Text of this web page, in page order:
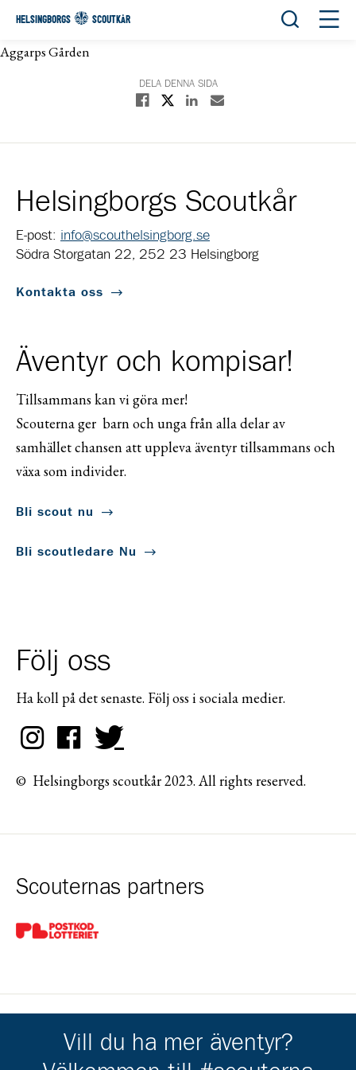
HELSINGBORGS SCOUTKÅR Öppna
Aggarps Gården
DELA DENNA SIDA
Dela på Facebook
Dela på XDela på Linkedin
Dela med E-post
Helsingborgs Scoutkår
E-post: info@scouthelsingborg.se
Södra Storgatan 22, 252 23 Helsingborg
Kontakta oss
Äventyr och kompisar!
Tillsammans kan vi göra mer!
Scouterna ger barn och unga från alla delar av
samhället chansen att uppleva äventyr tillsammans och
växa som individer.
Bli scout nu
Bli scoutledare Nu
Följ oss
Ha koll på det senaste. Följ oss i sociala medier.
© Helsingborgs scoutkår 2023. All rights reserved.
Scouternas partners
Gå till pl_50
Kårens partners
Vill du ha mer äventyr?